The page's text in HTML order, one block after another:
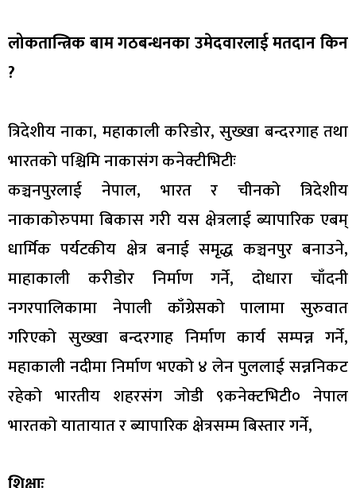
लोकतान्त्रिक बाम गठबन्धनका उमेदवारलाई मतदान किन
?
त्रिदेशीय नाका, महाकाली करिडोर, सुख्खा बन्दरगाह तथा
भारतको पश्चिमि नाकासंग कनेक्टीभिटीः
कञ्चनपुरलाई नेपाल, भारत र चीनको त्रिदेशीय
नाकाकोरुपमा बिकास गरी यस क्षेत्रलाई ब्यापारिक एबम्
धार्मिक पर्यटकीय क्षेत्र बनाई समृद्ध कञ्चनपुर बनाउने,
माहाकाली करीडोर निर्माण गर्ने, दोधारा चाँदनी
नगरपालिकामा नेपाली काँग्रेसको पालामा सुरुवात
गरिएको सुख्खा बन्दरगाह निर्माण कार्य सम्पन्न गर्ने,
महाकाली नदीमा निर्माण भएको ४ लेन पुललाई सन्ननिकट
रहेको भारतीय शहरसंग जोडी ९कनेक्टभिटी० नेपाल
भारतको यातायात र ब्यापारिक क्षेत्रसम्म बिस्तार गर्ने,